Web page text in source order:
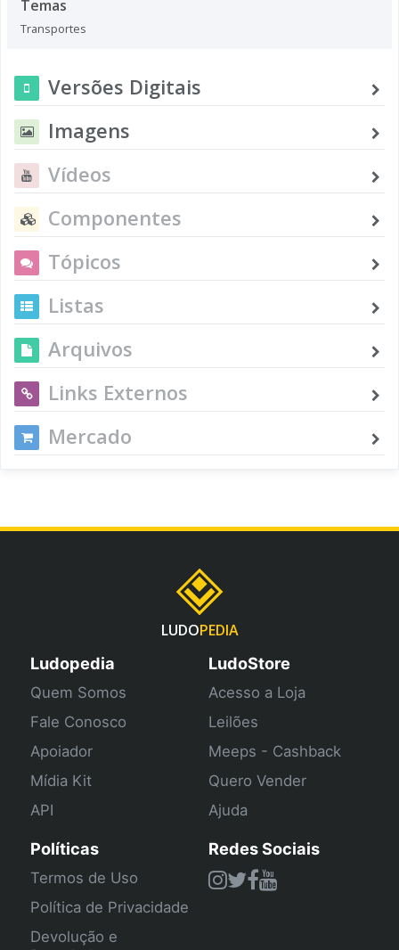
Temas
Transportes
Versões Digitais
Imagens
Vídeos
Componentes
Tópicos
Listas
Arquivos
Links Externos
Mercado
LUDOPEDIA
Ludopedia
Quem Somos
Fale Conosco
Apoiador
Mídia Kit
API
LudoStore
Acesso a Loja
Leilões
Meeps - Cashback
Quero Vender
Ajuda
Políticas
Termos de Uso
Política de Privacidade
Devolução e
Redes Sociais